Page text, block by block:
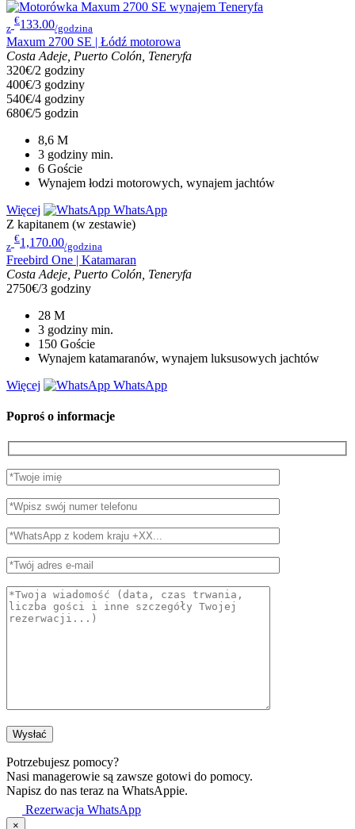
z
€133.00/godzina
Maxum 2700 SE | Łódź motorowa
Costa Adeje, Puerto Colón, Teneryfa
320€/2 godziny
400€/3 godziny
540€/4 godziny
680€/5 godzin
8,6 M
3 godziny min.
6 Goście
Wynajem łodzi motorowych, wynajem jachtów
Więcej
WhatsApp
Z kapitanem (w zestawie)
z
€1,170.00/godzina
Freebird One | Katamaran
Costa Adeje, Puerto Colón, Teneryfa
2750€/3 godziny
28 M
3 godziny min.
150 Goście
Wynajem katamaranów, wynajem luksusowych jachtów
Więcej
WhatsApp
Poproś o informacje
Potrzebujesz pomocy?
Nasi managerowie są zawsze gotowi do pomocy.
Napisz do nas teraz na WhatsAppie.
Rezerwacja WhatsApp
×